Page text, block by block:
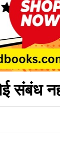
संबंध